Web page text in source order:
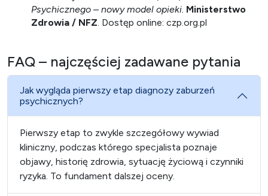
Psychicznego – nowy model opieki. Ministerstwo
Zdrowia / NFZ . Dostęp online: czp.org.pl
FAQ – najczęściej zadawane pytania
Jak wygląda pierwszy etap diagnozy zaburzeń
psychicznych?
Pierwszy etap to zwykle szczegółowy wywiad
kliniczny, podczas którego specjalista poznaje
objawy, historię zdrowia, sytuację życiową i czynniki
ryzyka. To fundament dalszej oceny.